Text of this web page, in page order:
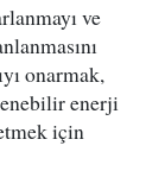
ve
onarmak,
enerji
için